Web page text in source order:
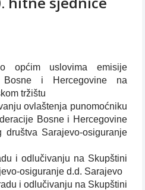
općim uslovima emisije
Bosne i Hercegovine na
tržištu
ovlaštenja punomoćniku
Bosne i Hercegovine
društva Sarajevo-osiguranje
i odlučivanju na Skupštini
osiguranje d.d. Sarajevo
i odlučivanju na Skupštini